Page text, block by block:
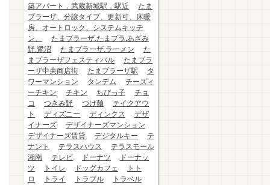
築アパート，武蔵新城駅，駅近
たま
プラーザ、分譲タイプ、更新可、床暖
房、オートロック、システムキッチ
ン、
たまプラーザ.たまプラ.あざみ
野.鷺沼
たまプラーザ.ラーメン
た
まプラーザフェスティバル
たまプラ
ーザ中央商店街
たまプラーザ駅
タ
ワーマンション
タンデム
チーズィ
ーチキン
チキン ちびっ子
チョ
コ
つきみ野 つけ麺
テイクアウ
ト
ディズニー ディンクス
デザ
イナーズ
デザイナーズマンション
デザイナーズ賃貸
デジタルキー
テ
ナント
テラスハウス
テラスモール
湘南
テレビ ドーナツ
ドーナッ
ツ
トイレ ドッグカフェ
トト
ロ
トライ トラブル
トラベル